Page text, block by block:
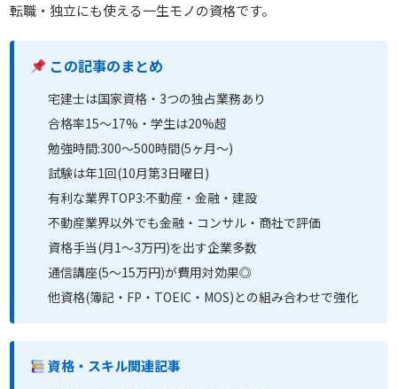
転職・独立にも使える一生モノの資格です。
この記事のまとめ
宅建士は国家資格・3つの独占業務あり
合格率15〜17%・学生は20%超
勉強時間:300〜500時間(5ヶ月〜)
試験は年1回(10月第3日曜日)
有利な業界TOP3:不動産・金融・建設
不動産業界以外でも金融・コンサル・商社で評価
資格手当(月1〜3万円)を出す企業多数
通信講座(5〜15万円)が費用対効果◎
他資格(簿記・FP・TOEIC・MOS)との組み合わせで強化
資格・スキル関連記事